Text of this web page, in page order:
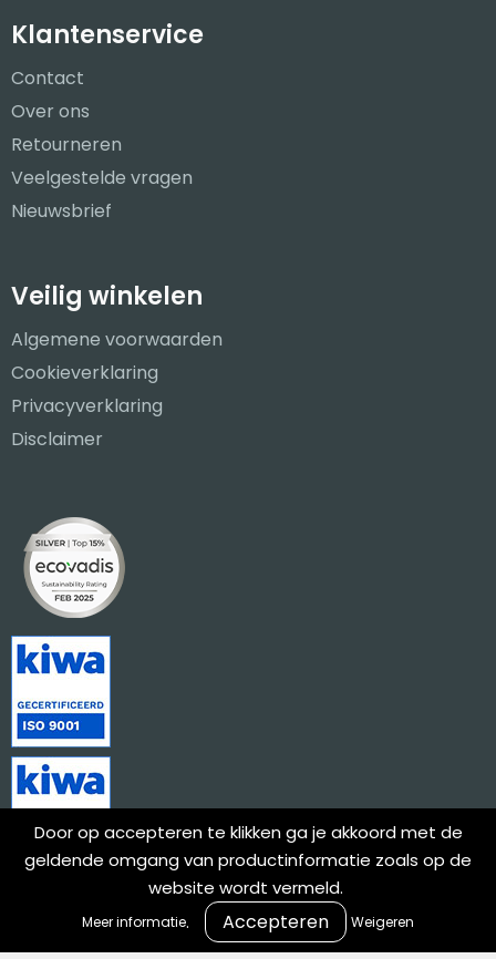
Klantenservice
Contact
Over ons
Retourneren
Veelgestelde vragen
Nieuwsbrief
Veilig winkelen
Algemene voorwaarden
Cookieverklaring
Privacyverklaring
Disclaimer
Door op accepteren te klikken ga je akkoord met de
geldende omgang van productinformatie zoals op de
website wordt vermeld.
Meer informatie. Weigeren